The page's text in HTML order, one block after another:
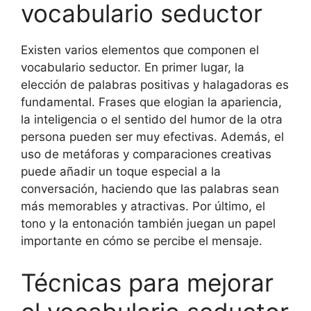
vocabulario seductor
Existen varios elementos que componen el
vocabulario seductor. En primer lugar, la
elección de palabras positivas y halagadoras es
fundamental. Frases que elogian la apariencia,
la inteligencia o el sentido del humor de la otra
persona pueden ser muy efectivas. Además, el
uso de metáforas y comparaciones creativas
puede añadir un toque especial a la
conversación, haciendo que las palabras sean
más memorables y atractivas. Por último, el
tono y la entonación también juegan un papel
importante en cómo se percibe el mensaje.
Técnicas para mejorar